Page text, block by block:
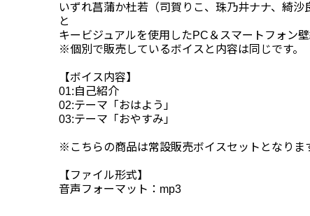
いずれ菖蒲か杜若（司賀りこ、珠乃井ナナ、綺
と
キービジュアルを使用したPC＆スマートフォン壁
※個別で販売しているボイスと内容は同じです。
【ボイス内容】
01:自己紹介
02:テーマ「おはよう」
03:テーマ「おやすみ」
※こちらの商品は常設販売ボイスセットとなりま
【ファイル形式】
音声フォーマット：mp3